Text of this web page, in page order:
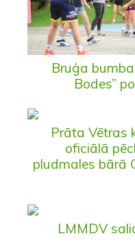
Bruģa
Bodes”
Prāta Vētras
oficiālā
pludmales bārā
LMMDV